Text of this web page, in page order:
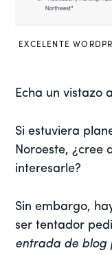
EXCELENTE
Echa un vistazo
Si estuviera
Noroeste, ¿cree
interesarle?
Sin embargo,
ser tentador
entrada de blog